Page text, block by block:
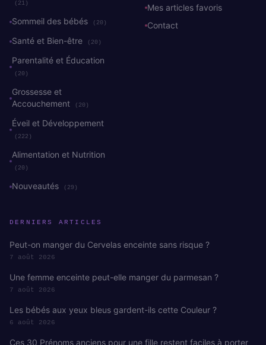
(21)
Sommeil des bébés (20)
Santé et Bien-être (20)
Parentalité et Éducation
(20)
Grossesse et
Accouchement
(20)
Éveil et Développement
(222)
Alimentation et Nutrition
(20)
Nouveautés (29)
Mes articles favoris
Contact
DERNIERS ARTICLES
Peut-on manger du Cervelas enceinte sans risque ?
7 août 2026
Une femme enceinte peut-elle manger du parmesan ?
7 août 2026
Les bébés aux yeux bleus gardent-ils cette Couleur ?
6 août 2026
Ces 30 Prénoms anciens pour une fille restent faciles à porter